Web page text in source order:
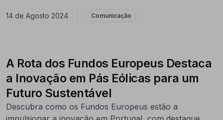
14 de Agosto 2024 Comunicação
A Rota dos Fundos Europeus Destaca
a Inovação em Pás Eólicas para um
Futuro Sustentável
Descubra como os Fundos Europeus estão a